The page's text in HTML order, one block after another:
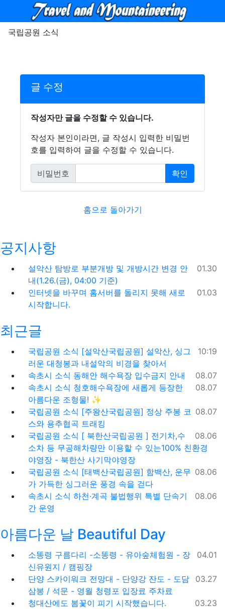
메뉴
국립공원 소식
글 수정
작성자만 글을 수정할 수 있습니다.
작성자 본인이라면, 글 작성시 입력한 비밀번
호를 입력하여 글을 수정할 수 있습니다.
비밀번호
필수
확인
홈으로 돌아가기
공지사항
등록일
01.30
설악산 탐방로 부분개방 및 개방시간 변경 안
내(1.26.(금), 04:00 기준)
등록일
01.03
인터넷을 바꾸며 홈서버를 돌리지 못해 새로
시작합니다.
최근글
등록일
10:19
국립공원 소식 [설악산국립공원] 설악산, 싱그
러운 대청봉과 내설악의 비경을 찾아서
등록일
08.07
속초시 소식 동해안 해수욕장 입수금지 안내
등록일
08.07
속초시 소식 청호해수욕장에 새롭게 등장한
아름다운 조형물! ✨
등록일
08.07
국립공원 소식 [주왕산국립공원] 정상 주봉 코
스와 용추협곡 트래킹
등록일
08.06
국립공원 소식 [ 북한산국립공원 ] 전기차,수
소차 등 무공해차량만 이용할 수 있는100% 친환경
야영장 - 북한산 사기막야영장
등록일
08.06
국립공원 소식 [태백산국립공원] 함백산, 운무
가 가득한 싱그러운 풍경 속을 걷다
등록일
08.06
속초시 소식 하천·계곡 불법행위 특별 단속기
간 운영
아름다운 날 Beautiful Day
등록일
04.01
소똥령 구름다리 -소똥령 - 유아숲체험원 - 장
신유원지 / 캠핑장
등록일
03.27
단양 스카이워크 전망대 - 단양강 잔도 - 도담
삼봉 / 석문 - 영월 청령포 입장료 주차료
등록일
03.23
청대산에도 봄꽃이 피기 시작했습니다.